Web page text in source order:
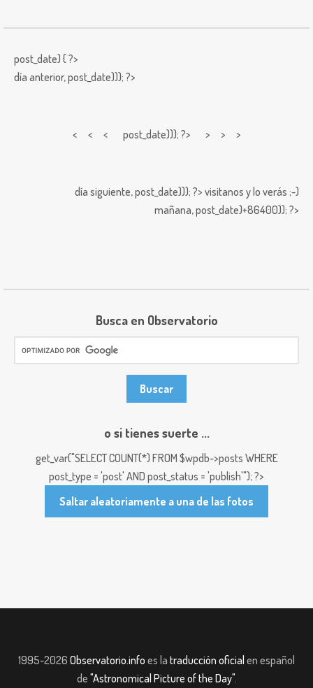
post_date) { ?>
día anterior,post_date))); ?>
< < < post_date))); ?> > > >
día siguiente,post_date))); ?> visitanos y lo verás ;-)
mañana,post_date)+86400)); ?>
Busca en Observatorio
o si tienes suerte ...
get_var("SELECT COUNT(*) FROM $wpdb->posts WHERE
post_type = 'post' AND post_status = 'publish'"); ?>
Saltar aleatoriamente a una de las fotos
1995-2026 Observatorio.info es la traducción oficial en español
de "Astronomical Picture of the Day".